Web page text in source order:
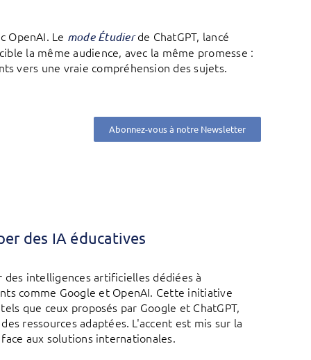
OpenAI. Le mode Étudierde ChatGPT, lancé
la même audience, avec la même promesse :
vers une vraie compréhension des sujets.
Abonnez-vous à notre Newsletter
des IA éducatives
des intelligences artificielles dédiées à
comme Google et OpenAI. Cette initiative
que ceux proposés par Google et ChatGPT,
ressources adaptées. L'accent est mis sur la
aux solutions internationales.